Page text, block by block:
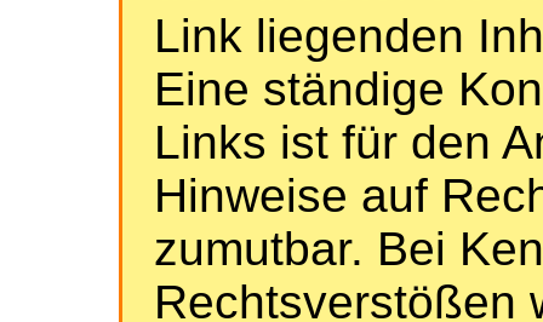
Link liegenden
Eine ständige
Links ist für den
Hinweise auf
zumutbar. Bei
Rechtsverstößen